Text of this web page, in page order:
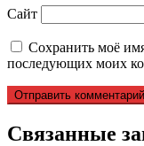
Сайт
Сохранить моё
последующих моих
Связанные